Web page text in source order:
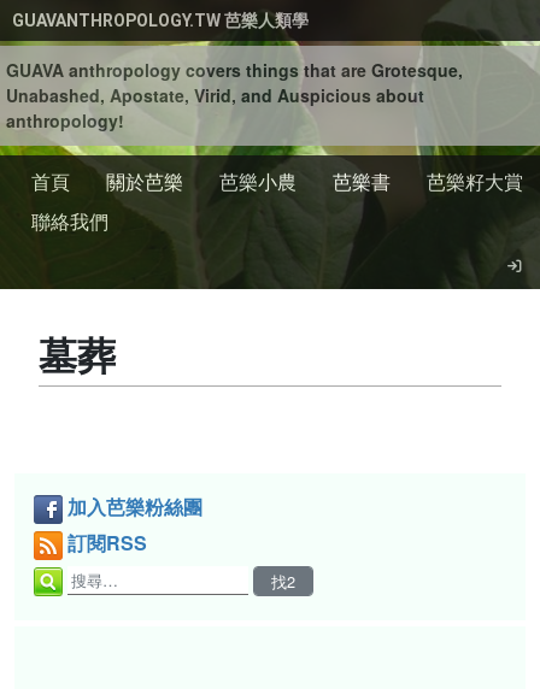
移至主內容
GUAVANTHROPOLOGY.TW 芭樂人類學
GUAVA anthropology covers things that are Grotesque,
Unabashed, Apostate, Virid, and Auspicious about
anthropology!
首頁 關於芭樂 芭樂小農 芭樂書
芭樂籽大賞
聯絡我們
墓葬
加入芭樂粉絲團
訂閱RSS